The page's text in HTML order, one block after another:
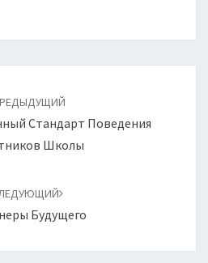
Стандарт Поведения
Школы
Будущего